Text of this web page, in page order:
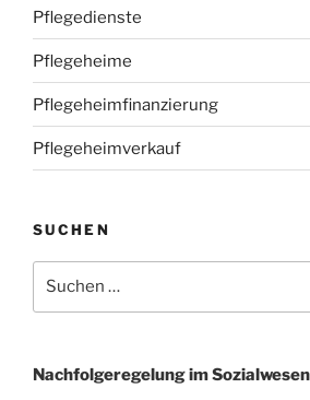
Pflegedienste
Pflegeheime
Pflegeheimfinanzierung
Pflegeheimverkauf
SUCHEN
nach:
Nachfolgeregelung im Sozialwesen